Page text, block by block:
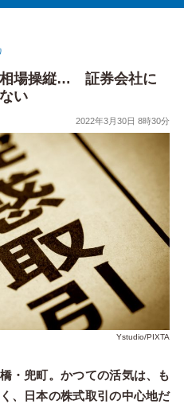
相場操縦… 証券会社に
い
2022年3月30日 8時30分
Ystudio/PIXTA
・兜町。かつての活気は、も
、日本の株式取引の中心地だ